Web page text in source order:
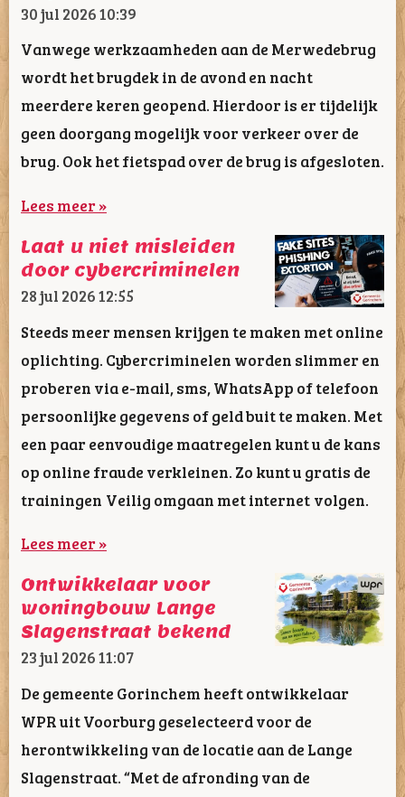
30 jul 202610:39
Vanwege werkzaamheden aan de Merwedebrug
wordt het brugdek in de avond en nacht
meerdere keren geopend. Hierdoor is er tijdelijk
geen doorgang mogelijk voor verkeer over de
brug. Ook het fietspad over de brug is afgesloten.
Lees meer »
Laat u niet misleiden
door cybercriminelen
28 jul 202612:55
Steeds meer mensen krijgen te maken met online
oplichting. Cybercriminelen worden slimmer en
proberen via e-mail, sms, WhatsApp of telefoon
persoonlijke gegevens of geld buit te maken. Met
een paar eenvoudige maatregelen kunt u de kans
op online fraude verkleinen. Zo kunt u gratis de
trainingen Veilig omgaan met internet volgen.
Lees meer »
Ontwikkelaar voor
woningbouw Lange
Slagenstraat bekend
23 jul 202611:07
De gemeente Gorinchem heeft ontwikkelaar
WPR uit Voorburg geselecteerd voor de
herontwikkeling van de locatie aan de Lange
Slagenstraat. “Met de afronding van de